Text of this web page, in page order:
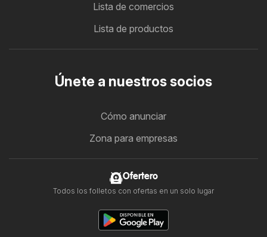
Lista de comercios
Lista de productos
Únete a nuestros socios
Cómo anunciar
Zona para empresas
Ofertero
Todos los folletos con ofertas en un solo lugar